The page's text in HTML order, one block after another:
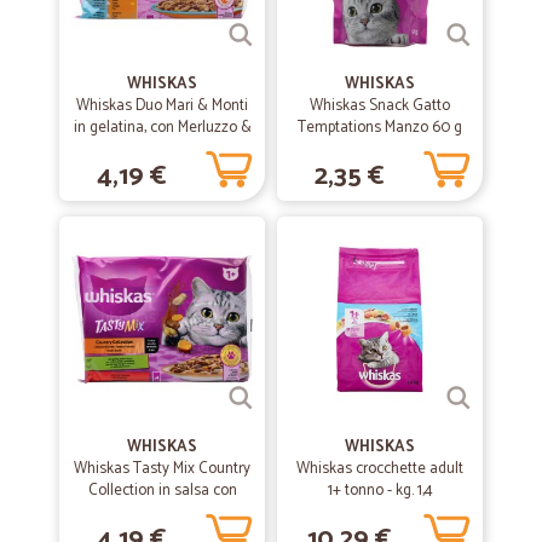
08/02/2020
Marinella C.
—Mira V.
Ampia scelta di prodotti e veloce…
Ampia scelta di prodotti e veloce consegna! Sono bravi!
—Daniele L.
Ottimo
Ottimo, veloce e ben confezionato
WHISKAS
Whiskas Duo Mari & Monti
in gelatina, con Merluzzo &
Pollo, con Salmone &
Tacchino 4 x 85 g
4,19 €
WHISKAS
Whiskas Snack Gatto
Temptations Manzo 60 g
2,35 €
WHISKAS
Whiskas Tasty Mix Country
Collection in salsa con
agnello pollo e carote, con
manzo e pollame 4x85g
WHISKAS
Whiskas crocchette adult
1+ tonno - kg. 1,4